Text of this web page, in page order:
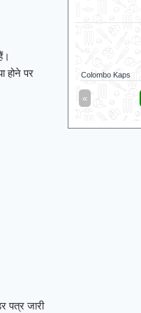
होने पर
पत्र जारी
Colombo Kaps
«